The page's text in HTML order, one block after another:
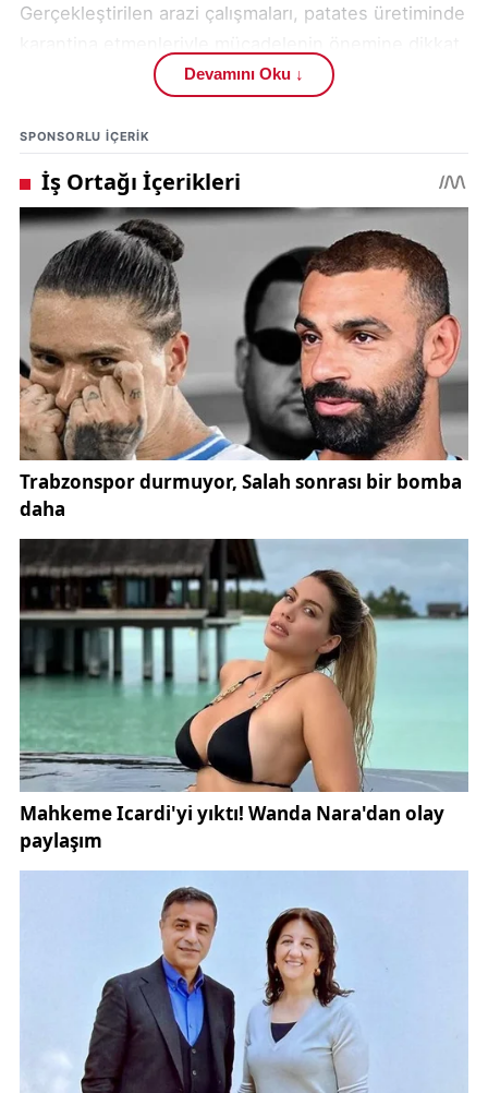
Gerçekleştirilen arazi çalışmaları, patates üretiminde
çekiyor. Bu kapsamda yapılan çalışmaların temel
hedefleri şunlardır:
Kangal İlçesi'nde yapılan bu çalışmalar , bölgedeki
patates üreticileri için önemli bir rehber niteliği
taşıyor. Uzman ekipler tarafından yapılan
değerlendirmeler ve öneriler, patates üretiminde
karşılaşılan sorunların çözümüne önemli katkılar
sağlayacak.
Sivas İl Tarım ve Orman Müdürlüğü yetkilileri,
tarımsal üretimde verimliliği artırmak ve çiftçilere
destek olmak amacıyla bu tür çalışmaların devam
edeceğini belirtti. Bölgedeki tarımsal üretimin
geliştirilmesi ve modern tarım tekniklerinin
yaygınlaştırılması hedefleniyor.
Devamını Oku ↓
SPONSORLU IÇERIK